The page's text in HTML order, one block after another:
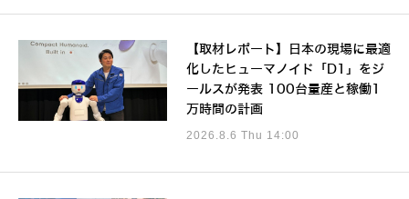
【取材レポート】日本の現場に最適
化したヒューマノイド「D1」をジ
ールスが発表 100台量産と稼働1
万時間の計画
2026.8.6 Thu 14:00